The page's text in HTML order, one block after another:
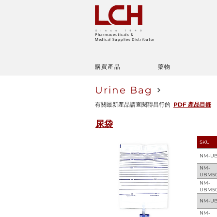
Pharmaceuticals &
Medical Supplies Distributor
購買產品 藥物
Urine Bag
有關最新產品請查閱聯昌行的 PDF 產品目錄
尿袋
SKU
NM-UB
NM-
NM-
NM-
NM-